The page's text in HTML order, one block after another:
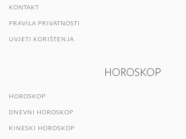
KONTAKT
PRAVILA PRIVATNOSTI
UVJETI KORIŠTENJA
HOROSKOP
HOROSKOP
DNEVNI HOROSKOP
KINESKI HOROSKOP